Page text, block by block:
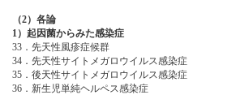
（2）各論
1）起因菌からみた感染症
33．先天性風疹症候群
34．先天性サイトメガロウイルス感染症
35．後天性サイトメガロウイルス感染症
36．新生児単純ヘルペス感染症